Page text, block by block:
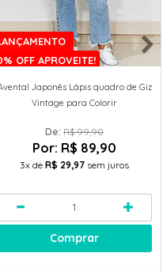
OFF APROVEITE!
Japonês Lápis quadro de Giz
Vintage para Colorir
De: R$ 99,90
Por: R$ 89,90
3x de R$ 29,97 sem juros
Comprar